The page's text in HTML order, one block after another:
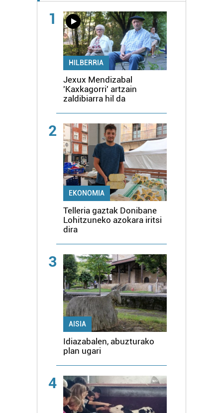
1
HILBERRIA
Jexux Mendizabal
'Kaxkagorri' artzain
zaldibiarra hil da
2
EKONOMIA
Telleria gaztak Donibane
Lohitzuneko azokara iritsi
dira
3
AISIA
Idiazabalen, abuzturako
plan ugari
4